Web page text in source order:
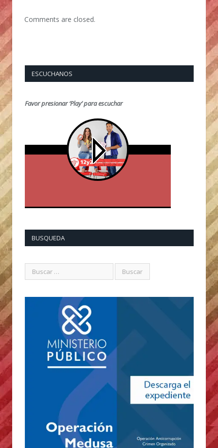
Comments are closed.
ESCUCHANOS
Favor presionar ‘Play’ para escuchar
BUSQUEDA